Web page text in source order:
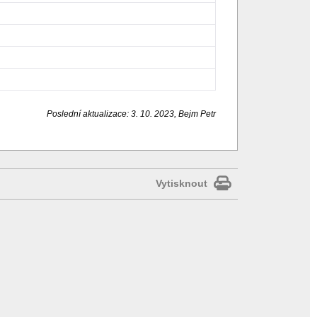
Poslední aktualizace: 3. 10. 2023, Bejm Petr
Vytisknout